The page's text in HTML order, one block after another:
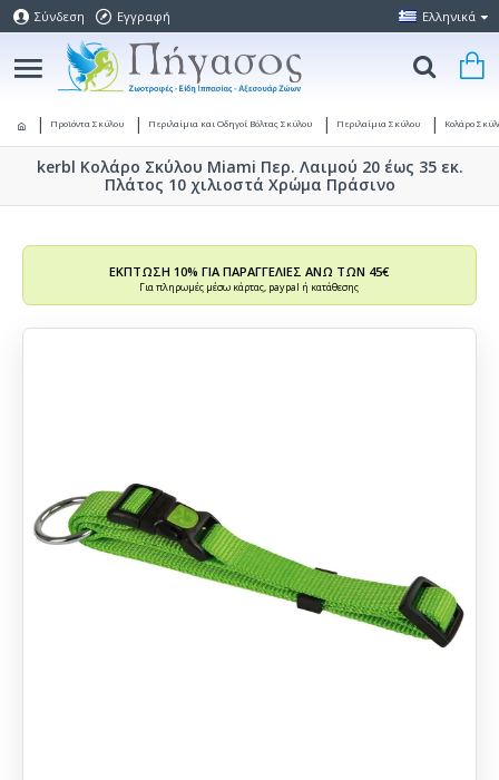
Σύνδεση Εγγραφή Ελληνικά
Προϊόντα Σκύλου Περιλαίμια και Οδηγοί Βόλτας Σκύλου Περιλαίμια Σκύλου Κολάρο
kerbl Κολάρο Σκύλου Miami Περ. Λαιμού 20 έως 35 εκ.
Πλάτος 10 χιλιοστά Χρώμα Πράσινο
ΕΚΠΤΩΣΗ 10% ΓΙΑ ΠΑΡΑΓΓΕΛΙΕΣ ΑΝΩ ΤΩΝ 45€
Για πληρωμές μέσω κάρτας, paypal ή κατάθεσης